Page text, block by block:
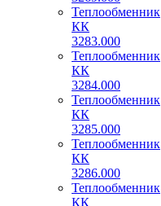
Теплообменник
КК
3283.000
Теплообменник
КК
3284.000
Теплообменник
КК
3285.000
Теплообменник
КК
3286.000
Теплообменник
КК